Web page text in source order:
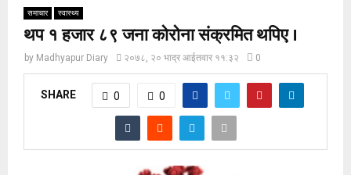
समाचार स्वास्थ्य
थप १ हजार ८९ जना कोरोना संक्रमित थपिए ।
by Madhyapur Diary २०७८, २० भाद्र आईतवार ११:३२ 0
SHARE 0 0